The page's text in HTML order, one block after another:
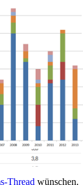
Thread wünschen.